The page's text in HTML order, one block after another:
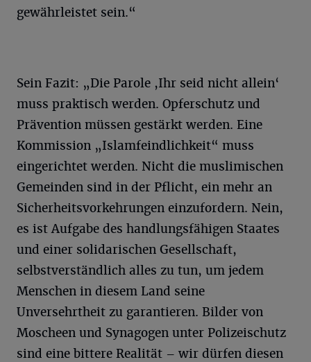
gewährleistet sein.“
Sein Fazit: „Die Parole ,Ihr seid nicht allein‘
muss praktisch werden. Opferschutz und
Prävention müssen gestärkt werden. Eine
Kommission „Islamfeindlichkeit“ muss
eingerichtet werden. Nicht die muslimischen
Gemeinden sind in der Pflicht, ein mehr an
Sicherheitsvorkehrungen einzufordern. Nein,
es ist Aufgabe des handlungsfähigen Staates
und einer solidarischen Gesellschaft,
selbstverständlich alles zu tun, um jedem
Menschen in diesem Land seine
Unversehrtheit zu garantieren. Bilder von
Moscheen und Synagogen unter Polizeischutz
sind eine bittere Realität – wir dürfen diesen